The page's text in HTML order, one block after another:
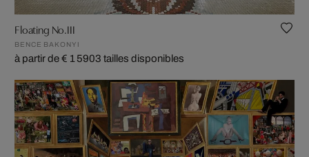
Floating No.III
BENCE BAKONYI
à partir de € 1 5903 tailles disponibles